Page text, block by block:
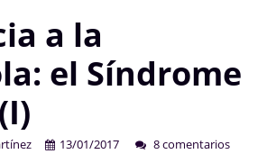
a la
el Síndrome
13/01/2017 8 comentarios